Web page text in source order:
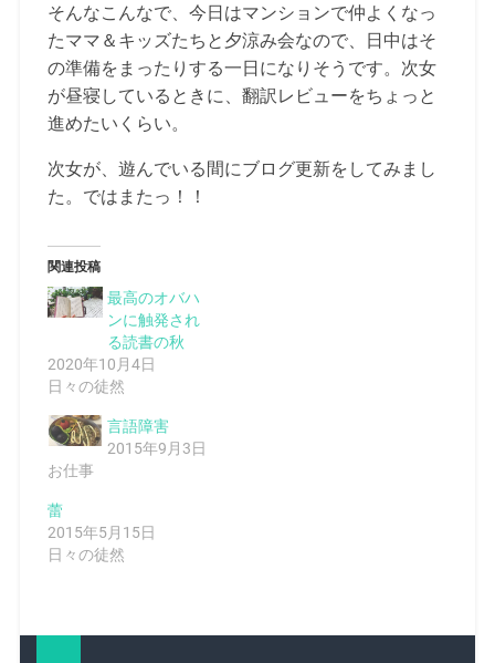
そんなこんなで、今日はマンションで仲よくなっ
たママ＆キッズたちと夕涼み会なので、日中はそ
の準備をまったりする一日になりそうです。次女
が昼寝しているときに、翻訳レビューをちょっと
進めたいくらい。
次女が、遊んでいる間にブログ更新をしてみまし
た。ではまたっ！！
関連投稿
最高のオバハ
ンに触発され
る読書の秋
2020年10月4日
日々の徒然
言語障害
2015年9月3日
お仕事
蕾
2015年5月15日
日々の徒然